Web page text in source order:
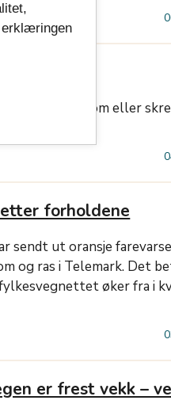
rammet av flom eller
forholdene
sendt ut oransje
og ras i Telemark. Det
øker fra i
er frest vekk –
erklæringen